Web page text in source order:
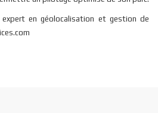
expert en géolocalisation et gestion de